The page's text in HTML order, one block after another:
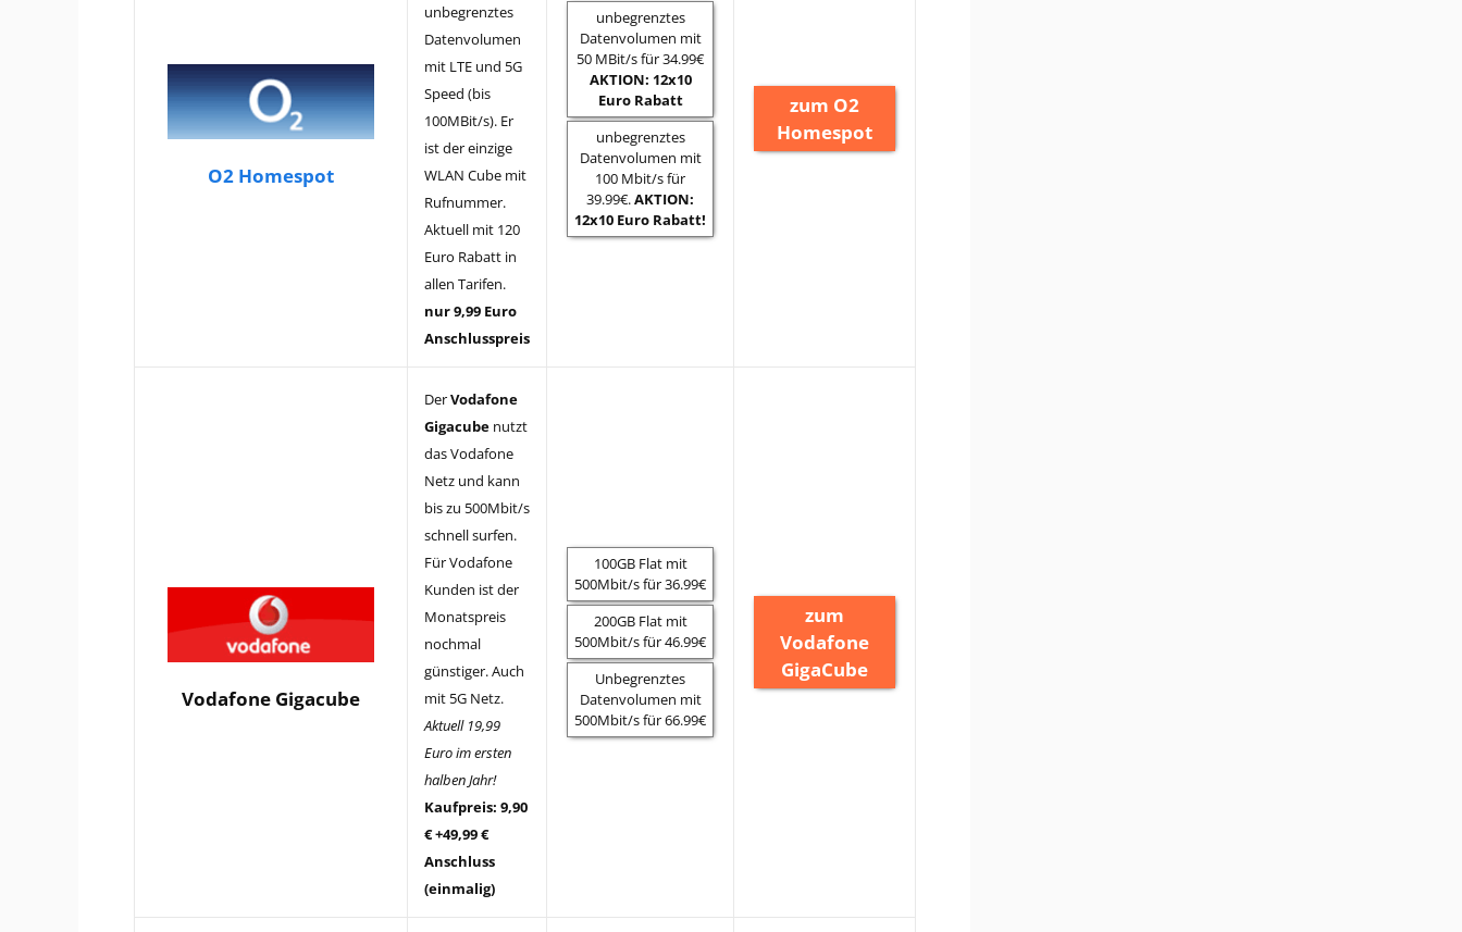
O2 Homespot
unbegrenztes
Datenvolumen
mit LTE und 5G
Speed (bis
100MBit/s). Er
ist der einzige
WLAN Cube mit
Rufnummer.
Aktuell mit 120
Euro Rabatt in
allen Tarifen.
nur 9,99 Euro
Anschlusspreis
unbegrenztes
Datenvolumen mit
50 MBit/s für 34.99€
AKTION: 12x10
Euro Rabatt
unbegrenztes
Datenvolumen mit
100 Mbit/s für
39.99€.AKTION:
12x10 Euro Rabatt!
zum O2
Homespot
Vodafone Gigacube
DerVodafone
Gigacube nutzt
das Vodafone
Netz und kann
bis zu 500Mbit/s
schnell surfen.
Für Vodafone
Kunden ist der
Monatspreis
nochmal
günstiger. Auch
mit 5G Netz.
Aktuell 19,99
Euro im ersten
halben Jahr!
Kaufpreis: 9,90
€ +49,99 €
Anschluss
(einmalig)
100GB Flat mit
500Mbit/s für 36.99€
200GB Flat mit
500Mbit/s für 46.99€
Unbegrenztes
Datenvolumen mit
500Mbit/s für 66.99€
zum
Vodafone
GigaCube